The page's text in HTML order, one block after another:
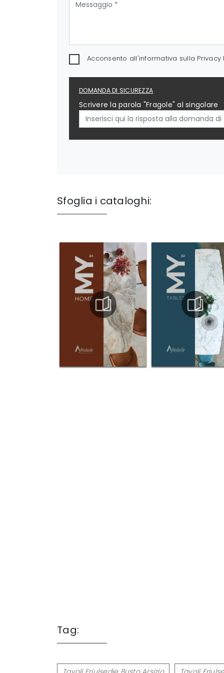
Acconsento all'informativa sulla Privacy
DOMANDA DI SICUREZZA
Scrivere la parola "Fragole" al singolare
Sfoglia i cataloghi:
Tag: